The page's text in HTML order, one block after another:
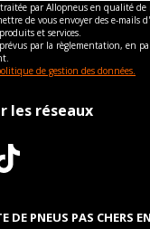
traitée par Allopneus en qualité de
de vous envoyer des e-mails
et services.
par la règlementation, en
de gestion des données.
les réseaux
DE PNEUS PAS CHERS